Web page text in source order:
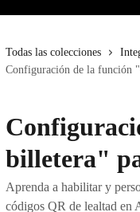
Todas las colecciones
Configuración de la función
billetera"
Aprenda a habilitar y
códigos QR de lealtad en